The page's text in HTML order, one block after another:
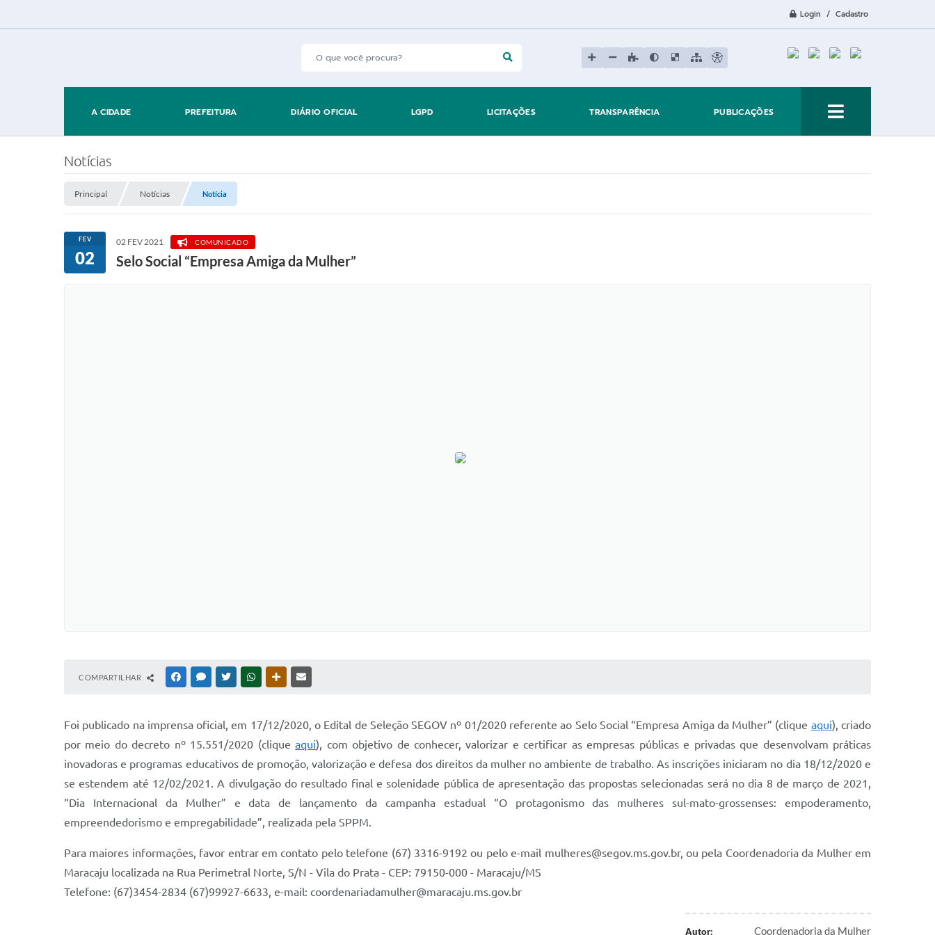
Login / Cadastro
A CIDADE PREFEITURA DIÁRIO OFICIAL LGPD LICITAÇÕES TRANSPARÊNCIA PUBLICAÇÕES
Notícias
Principal Notícias Notícia
FEV
02
02 FEV 2021 COMUNICADO
Selo Social “Empresa Amiga da Mulher”
COMPARTILHAR FACEBOOKMESSENGER
TWITTERWHATSAPPOUTRAS MÍDIAS
Foi publicado na imprensa oficial, em 17/12/2020, o Edital de Seleção SEGOV nº 01/2020 referente ao Selo Social “Empresa Amiga da Mulher” (clique aqui), criado
por meio do decreto nº 15.551/2020 (cliqueaqui), com objetivo de conhecer, valorizar e certificar as empresas públicas e privadas que desenvolvam práticas
inovadoras e programas educativos de promoção, valorização e defesa dos direitos da mulher no ambiente de trabalho. As inscrições iniciaram no dia 18/12/2020 e
se estendem até 12/02/2021. A divulgação do resultado final e solenidade pública de apresentação das propostas selecionadas será no dia 8 de março de 2021,
“Dia Internacional da Mulher” e data de lançamento da campanha estadual “O protagonismo das mulheres sul-mato-grossenses: empoderamento,
empreendedorismo e empregabilidade”, realizada pela SPPM.
Para maiores informações, favor entrar em contato pelo telefone (67) 3316-9192 ou pelo e-mail mulheres@segov.ms.gov.br, ou pela Coordenadoria da Mulher em
Maracaju localizada na Rua Perimetral Norte, S/N - Vila do Prata - CEP: 79150-000 - Maracaju/MS
Telefone: (67)3454-2834 (67)99927-6633, e-mail: coordenariadamulher@maracaju.ms.gov.br
Autor: Coordenadoria da Mulher